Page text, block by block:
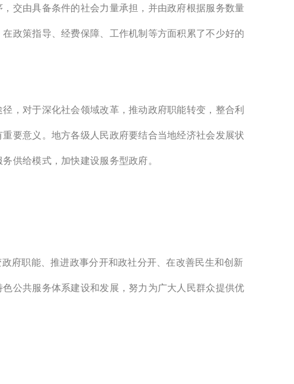
交由具备条件的社会力量承担，并由政府根据服务数量
政策指导、经费保障、工作机制等方面积累了不少好的
，对于深化社会领域改革，推动政府职能转变，整合利
要意义。地方各级人民政府要结合当地经济社会发展状
供给模式，加快建设服务型政府。
府职能、推进政事分开和政社分开、在改善民生和创新
公共服务体系建设和发展，努力为广大人民群众提供优